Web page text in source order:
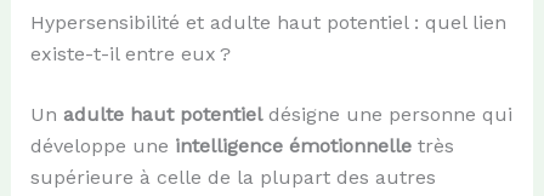
Hypersensibilité et adulte haut potentiel : quel lien
existe-t-il entre eux ?
Un adulte haut potentieldésigne une personne qui
développe une intelligence émotionnelletrès
supérieure à celle de la plupart des autres